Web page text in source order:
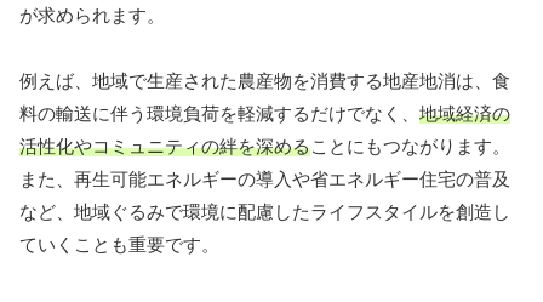
が求められます。
例えば、地域で生産された農産物を消費する地産地消は、食
料の輸送に伴う環境負荷を軽減するだけでなく、 地域経済の
活性化やコミュニティの絆を深めることにもつながります。
また、再生可能エネルギーの導入や省エネルギー住宅の普及
など、地域ぐるみで環境に配慮したライフスタイルを創造し
ていくことも重要です。